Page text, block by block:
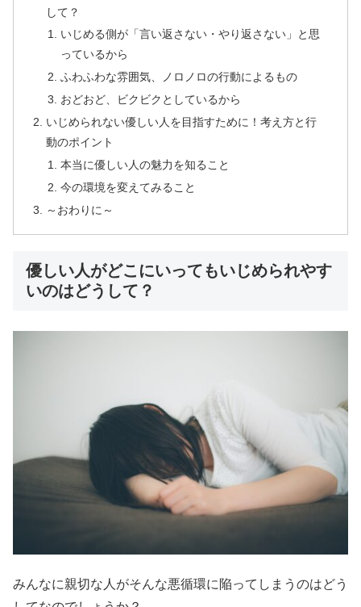
して？
いじめる側が「言い返さない・やり返さない」と思
っているから
ふわふわな雰囲気、ノロノロの行動によるもの
おどおど、ビクビクとしているから
いじめられない優しい人を目指すために！考え方と行
動のポイント
本当に優しい人の魅力を知ること
今の環境を変えてみること
～おわりに～
優しい人がどこにいってもいじめられやす
いのはどうして？
みんなに親切な人がそんな悪循環に陥ってしまうのはどう